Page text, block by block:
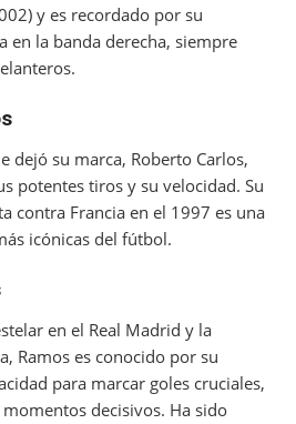
y es recordado por su
en la banda derecha, siempre
dejó su marca, Roberto Carlos,
potentes tiros y su velocidad. Su
contra Francia en el 1997 es una
icónicas del fútbol.
en el Real Madrid y la
Ramos es conocido por su
para marcar goles cruciales,
decisivos. Ha sido